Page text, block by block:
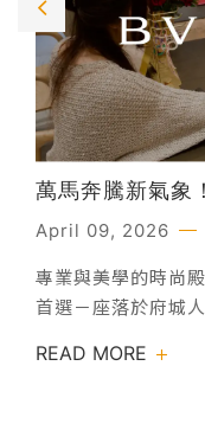
萬馬奔騰新氣象
EYEWEAR打造
April 09, 2026
專業與美學的時尚
首選－座落於府城
22 日 與 1 月 24 日
READ MORE